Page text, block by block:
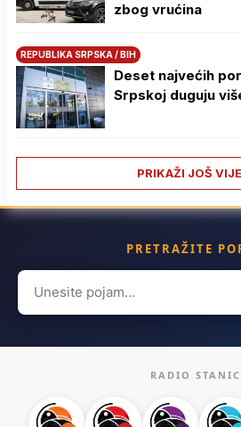
zbog vrućina
REPUBLIKA SRPSKA / BIH
Deset najvećih
Srpskoj duguju
PRIKAŽI JOŠ
PRETRAŽITE
Search
for:
RADIO